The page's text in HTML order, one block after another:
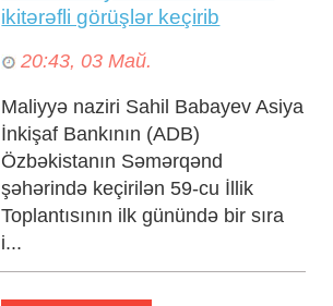
ikitərəfli görüşlər keçirib
20:43, 03 Май.
Maliyyə naziri Sahil Babayev Asiya
İnkişaf Bankının (ADB)
Özbəkistanın Səmərqənd
şəhərində keçirilən 59-cu İllik
Toplantısının ilk günündə bir sıra
i...